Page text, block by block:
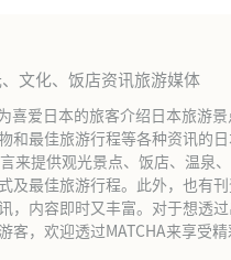
文化、饭店资讯旅游媒体
喜爱日本的旅客介绍日本旅游
和最佳旅游行程等各种资讯的
来提供观光景点、饭店、温泉
及最佳旅游行程。此外，也有
，内容即时又丰富。对于想透过
客，欢迎透过MATCHA来享受